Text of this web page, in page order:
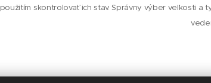
použitím skontrolovať ich stav. Správny výber veľkosti